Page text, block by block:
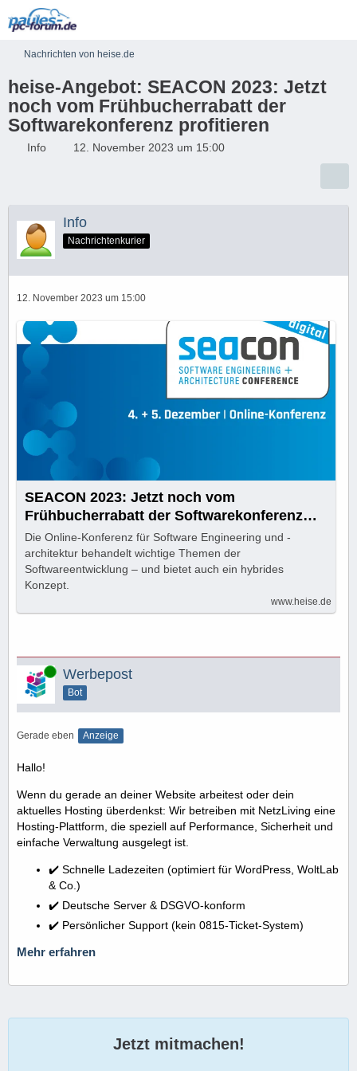
Nachrichten von heise.de
heise-Angebot: SEACON 2023: Jetzt
noch vom Frühbucherrabatt der
Softwarekonferenz profitieren
Info 12. November 2023 um 15:00
Info
Nachrichtenkurier
12. November 2023 um 15:00
SEACON 2023: Jetzt noch vom
Frühbucherrabatt der Softwarekonferenz
profitieren
Die Online-Konferenz für Software Engineering und -
architektur behandelt wichtige Themen der
Softwareentwicklung – und bietet auch ein hybrides
Konzept.
www.heise.de
Online Werbepost
Bot
Gerade eben Anzeige
Hallo!
Wenn du gerade an deiner Website arbeitest oder dein
aktuelles Hosting überdenkst: Wir betreiben mit NetzLiving eine
Hosting-Plattform, die speziell auf Performance, Sicherheit und
einfache Verwaltung ausgelegt ist.
✔️ Schnelle Ladezeiten (optimiert für WordPress, WoltLab
& Co.)
✔️ Deutsche Server & DSGVO-konform
✔️ Persönlicher Support (kein 0815-Ticket-System)
Mehr erfahren
Jetzt mitmachen!